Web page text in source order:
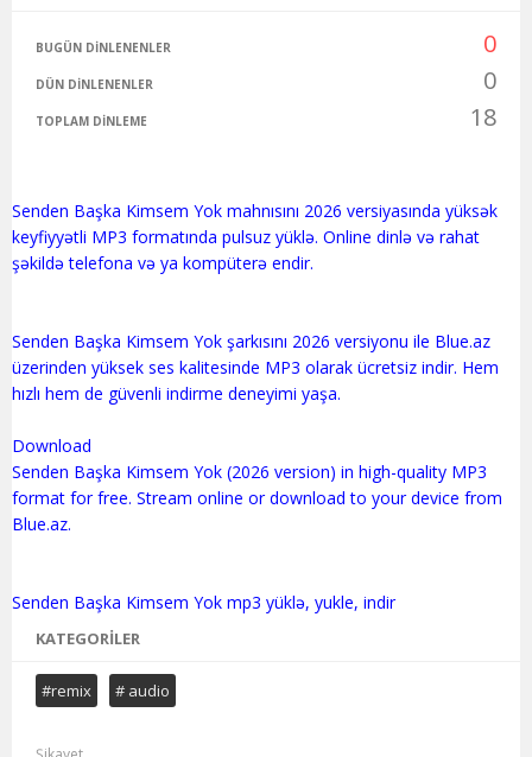
BUGÜN DINLENENLER 0
DÜN DINLENENLER 0
TOPLAM DINLEME 18
Senden Başka Kimsem Yok mahnısını 2026 versiyasında yüksək
keyfiyyətli MP3 formatında pulsuz yüklə. Online dinlə və rahat
şəkildə telefona və ya kompüterə endir.
Senden Başka Kimsem Yok şarkısını 2026 versiyonu ile Blue.az
üzerinden yüksek ses kalitesinde MP3 olarak ücretsiz indir. Hem
hızlı hem de güvenli indirme deneyimi yaşa.
Download
Senden Başka Kimsem Yok (2026 version) in high-quality MP3
format for free. Stream online or download to your device from
Blue.az.
KATEGORILER
#remix # audio